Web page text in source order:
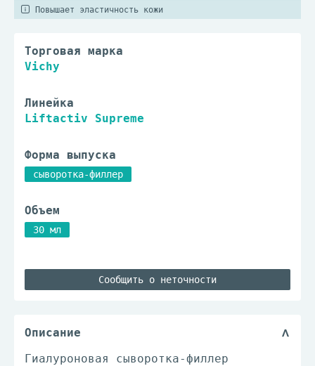
Повышает эластичность кожи
Торговая марка
Vichy
Линейка
Liftactiv Supreme
Форма выпуска
сыворотка-филлер
Объем
30 мл
Сообщить о неточности
Описание
Гиалуроновая сыворотка-филлер